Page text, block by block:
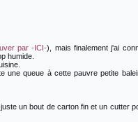
par -ICI-), mais finalement j'ai
humide.
une queue à cette pauvre petite
un bout de carton fin et un cutter